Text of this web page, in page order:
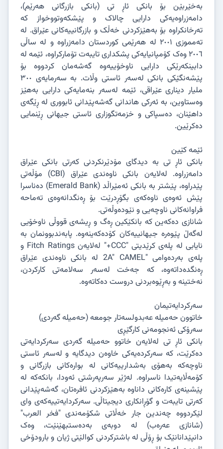
بەخێربێن بۆ بانکی ئاڕ تی (بانکی بازرگانی هەرێم)،
دامەزراوەیەکی دارایی چالاک و پێشکەوتووخواز کە
تەرخانکراوە بۆ بەهێزکردنی خەڵک و بازرگانییەکانی عێراق. لە
تەمموزی ٢٠٠١ لە هەرێمی کوردستان دامەزراوە و لە ساڵی
٢٠٠٦ وەک کۆمپانیایەکی پشکداری تایبەت تۆمارکراوە، ئێمە لە
دابینکەرێکی دارایی ناوخۆییەوە گەشەمان کردووە بۆ
پێشەنگێکی بانکی لەسەر ئاستی وڵات. بە سەرمایەی ٣٠٠
ملیار دیناری عێراقی، ئێمە لەسەر بنەمایەکی دارایی بەهێز
وەستاوین، بە ئەرکی هاندانی گەشەپێدانی ئابووری لە ڕێگەی
داهێنان، دەسپاکی و خزمەتگوزاری ئاستی جیهانی ڕێنمایی
دەکرێین.
ئێمە کێین
بانکی ئاڕ تی بە دیدگای مۆدێرنکردنی کەرتی بانکی عێراق
دامەزراوە. لەلایەن بانکی ناوەندی عێراق (CBI) مۆڵەتی
پێدراوە، پێشتر بە بانکی ئەمێراڵد (Emerald Bank) دەناسرا
پێش ئەوەی ناوەکەی بگۆڕدرێت بۆ ڕەنگدانەوەی تەماحە
فراوانەکانی ناوچەیی و نێودەوڵەتی.
شانازی دەکەین کە بانکێکین ڕەگ و ڕیشەی قووڵی ناوخۆیی
لەگەڵ پێوەرە جیهانییەکان کۆدەکەینەوە. پابەندبوونمان بە
نایابی لە پلەی کرێدیتی "CCC+" لەلایەن Fitch Ratings و
پلەی بەردەوامی "2A" CAMEL لە بانکی ناوەندی عێراق
ڕەنگدەداتەوە، کە جەخت لەسەر سەلامەتی کارکردن،
نەختینە و بەڕێوەبردنی دروست دەکاتەوە.
سەرکردایەتیمان
خاتوون حەمیلە عەبدولسەتار جومعە (حەمیلە گەردی)
سەرۆکی ئەنجومەنی کارگێڕی
بانکی ئاڕ تی لەلایەن خاتوو حەمیلە گەردی سەرکردایەتی
دەکرێت، کە سەرکردەیەکی خاوەن دیدگایە و لەسەر ئاستی
ناوچەکە بەهۆی بەشدارییەکانی لە بوارەکانی بازرگانی و
کۆمەڵایەتیدا ناسراوە. لەژێر سەرپەرشتی ئەودا، بانکەکە لە
پێشینەی کارەکانی داناوە بەهێزکردنی ئافرەتان، گەشەپێدانی
کەرتی تایبەت و گۆڕانکاری دیجیتاڵی. سەرکردایەتییەکەی وای
لێکردووە چەندین جار خەڵاتی شکۆمەندی "فخر العرب"
(شانازی عەرەب) لە دوبەی بەدەستبهێنێت، وەک
دانپێدانانێک بۆ ڕۆڵی لە باشترکردنی کوالێتی ژیان و بارودۆخی